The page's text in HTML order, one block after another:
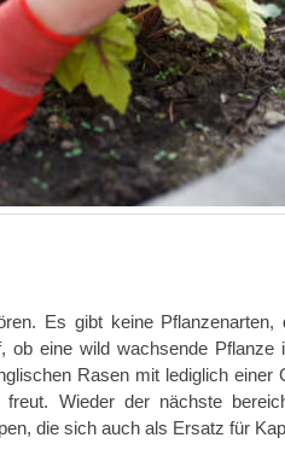
Es gibt keine
ob eine wild wachsende Pflanze
Rasen mit lediglich einer
Wieder der nächste
die sich auch als Ersatz für